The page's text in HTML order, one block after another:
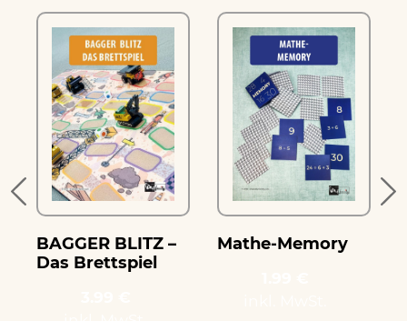
BAGGER BLITZ –
Das Brettspiel
Mathe-Memory